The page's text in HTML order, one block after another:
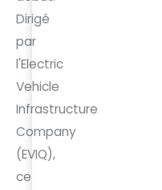
Dirigé
par
l'Electric
Vehicle
Infrastructure
Company
(EVIQ),
ce